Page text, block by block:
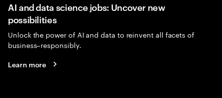
AI and data science jobs: Uncover new
possibilities
Unlock the power of AI and data to reinvent all facets of
business–responsibly.
Learn more